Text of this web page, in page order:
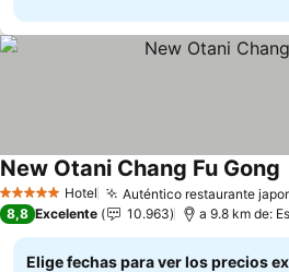
5 Estrellas Hotel Auténtico restaurante
New Otani Chang Fu Gong
8,8 Excelente 10.963 a 9.8 km de:
Elige fechas para ver los precios